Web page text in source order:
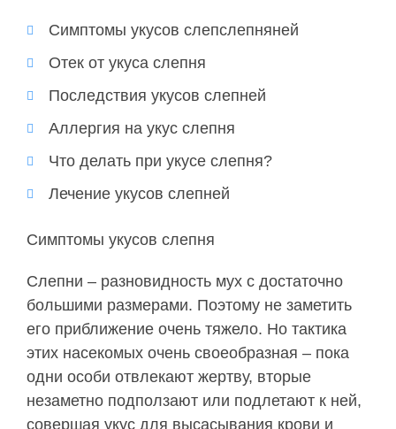
Симптомы укусов слепслепняней
Отек от укуса слепня
Последствия укусов слепней
Аллергия на укус слепня
Что делать при укусе слепня?
Лечение укусов слепней
Симптомы укусов слепня
Слепни – разновидность мух с достаточно
большими размерами. Поэтому не заметить
его приближение очень тяжело. Но тактика
этих насекомых очень своеобразная – пока
одни особи отвлекают жертву, вторые
незаметно подползают или подлетают к ней,
совершая укус для высасывания крови и